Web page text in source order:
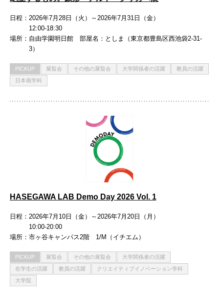
日程
2026年7月28日（火）～2026年7月31日（金）
12:00-18:30
場所
自由学園明日館 部屋名：としま（東京都豊島区西池袋2-31-
3）
PICKUP 展覧会 その他の展覧会 大学関係者の活躍
教員の活躍
日本画学科
HASEGAWA LAB Demo Day 2026 Vol. 1
日程
2026年7月10日（金）～2026年7月20日（月）
10:00-20:00
場所
市ヶ谷キャンパス2階 1/M（イチエム）
PICKUP 展覧会 その他の展覧会
大学関係者の活躍
在学生の活躍
教員の活躍
クリエイティブイノベーション学科
大学院